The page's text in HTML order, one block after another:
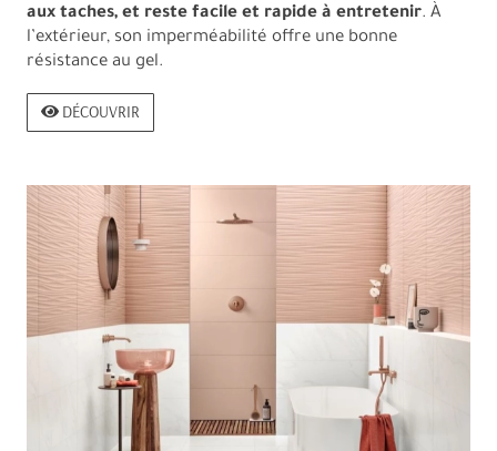
aux taches, et reste facile et rapide à entretenir. À
l’extérieur, son imperméabilité offre une bonne
résistance au gel.
DÉCOUVRIR